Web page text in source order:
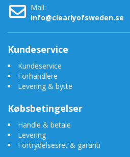
Mail:
info@clearlyofsweden.se
Kundeservice
Kundeservice
Forhandlere
Levering & bytte
Købsbetingelser
Handle & betale
Levering
Fortrydelsesret & garanti